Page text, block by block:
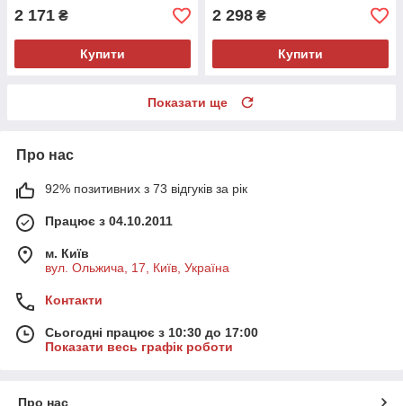
2 171 ₴
Купити
2 298 ₴
Купити
Показати ще
Про нас
92% позитивних з 73 відгуків за рік
Працює з 04.10.2011
м. Київ
вул. Ольжича, 17, Київ, Україна
Контакти
Сьогодні працює з 10:30 до 17:00
Показати весь графік роботи
Про нас